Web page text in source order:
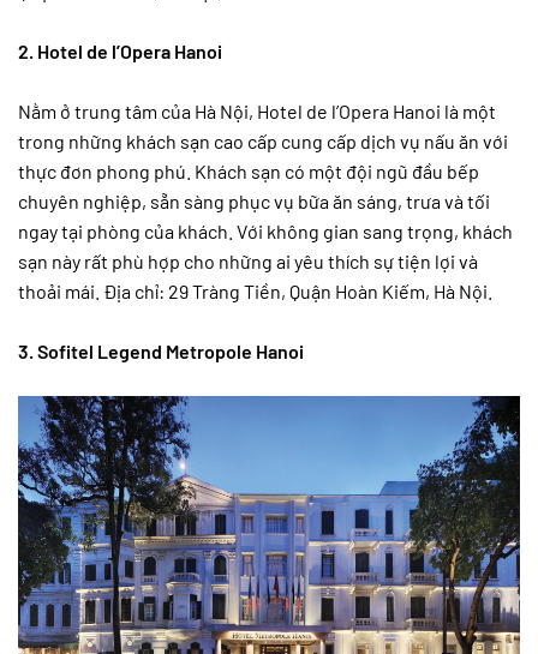
2. Hotel de l’Opera Hanoi
Nằm ở trung tâm của Hà Nội, Hotel de l’Opera Hanoi là một
trong những khách sạn cao cấp cung cấp dịch vụ nấu ăn với
thực đơn phong phú. Khách sạn có một đội ngũ đầu bếp
chuyên nghiệp, sẵn sàng phục vụ bữa ăn sáng, trưa và tối
ngay tại phòng của khách. Với không gian sang trọng, khách
sạn này rất phù hợp cho những ai yêu thích sự tiện lợi và
thoải mái. Địa chỉ: 29 Tràng Tiền, Quận Hoàn Kiếm, Hà Nội.
3. Sofitel Legend Metropole Hanoi